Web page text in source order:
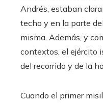
Andrés, estaban
techo y en la parte
misma. Además, y
contextos, el ejército
del recorrido y de la
Cuando el primer